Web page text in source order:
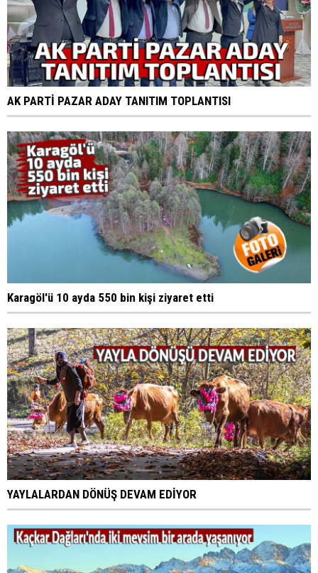
AK PARTİ PAZAR ADAY TANITIM TOPLANTISI
Karagöl'ü 10 ayda 550 bin kişi ziyaret etti
YAYLALARDAN DÖNÜŞ DEVAM EDİYOR